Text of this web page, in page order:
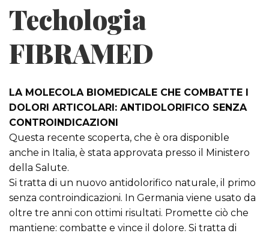
Techologia
FIBRAMED
LA MOLECOLA BIOMEDICALE CHE COMBATTE I
DOLORI ARTICOLARI: ANTIDOLORIFICO SENZA
CONTROINDICAZIONI
Questa recente scoperta, che è ora disponible
anche in Italia, è stata approvata presso il Ministero
della Salute.
Si tratta di un nuovo antidolorifico naturale, il primo
senza controindicazioni. In Germania viene usato da
oltre tre anni con ottimi risultati. Promette ciò che
mantiene: combatte e vince il dolore. Si tratta di